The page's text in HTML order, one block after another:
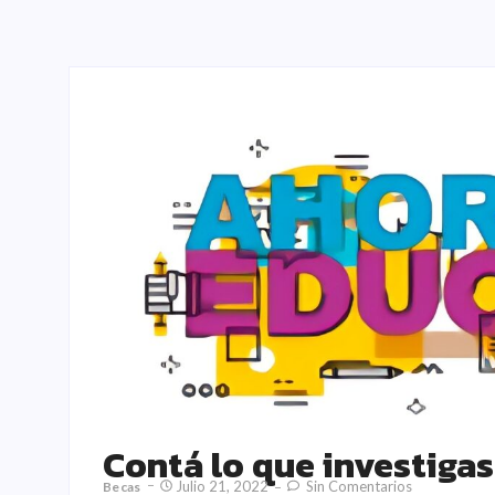
Contá lo que
Becas Julio 21, 2022 Sin Comentarios